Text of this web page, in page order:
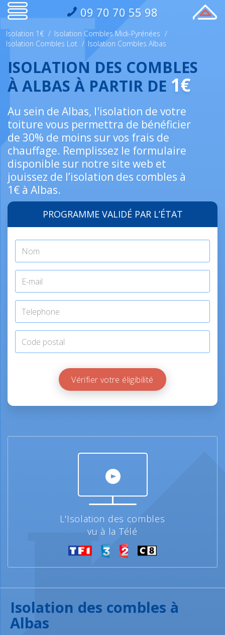
09 70 70 55 98
Isolation 1€ / Isolation Combles Midi-Pyrénées /
Isolation Combles Lot / Isolation Combles Albas
ISOLATION DES COMBLES
À ALBAS À PARTIR DE 1€
Au sein de Albas, l'isolation de votre
toiture vous permettra de bénéficier
de 30% de moins sur vos frais de
chauffage. Remplissez le formulaire
disponible sur notre site web et
jouissez de l’isolation des combles à
1€ à Albas.
PROGRAMME VALIDÉ PAR L’ÉTAT
Vérifier votre éligibilité
L'Isolation des combles
vu à la Télé
Isolation des combles à
Albas